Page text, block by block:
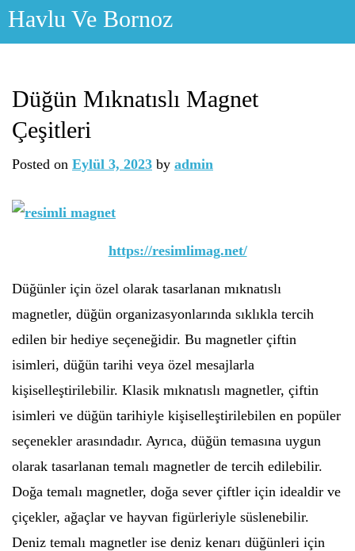
Skip
Havlu Ve Bornoz
Düğün Mıknatıslı Magnet
Çeşitleri
Posted on Eylül 3, 2023 by admin
https://resimlimag.net/
Düğünler için özel olarak tasarlanan mıknatıslı
magnetler, düğün organizasyonlarında sıklıkla tercih
edilen bir hediye seçeneğidir. Bu magnetler çiftin
isimleri, düğün tarihi veya özel mesajlarla
kişiselleştirilebilir. Klasik mıknatıslı magnetler, çiftin
isimleri ve düğün tarihiyle kişiselleştirilebilen en popüler
seçenekler arasındadır. Ayrıca, düğün temasına uygun
olarak tasarlanan temalı magnetler de tercih edilebilir.
Doğa temalı magnetler, doğa sever çiftler için idealdir ve
çiçekler, ağaçlar ve hayvan figürleriyle süslenebilir.
Deniz temalı magnetler ise deniz kenarı düğünleri için